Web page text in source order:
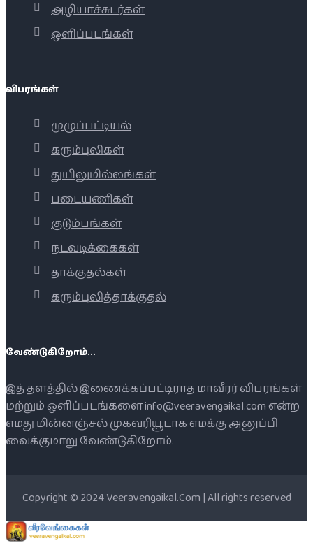
அழியாச்சுடர்கள்
ஒளிப்படங்கள்
விபரங்கள்
முழுப்பட்டியல்
கரும்புலிகள்
துயிலுமில்லங்கள்
படையணிகள்
குடும்பங்கள்
நடவடிக்கைகள்
தாக்குதல்கள்
கரும்புலித்தாக்குதல்
வேண்டுகிறோம்...
இத் தளத்தில் இணைக்கப்பட்டிராத மாவீரர் விபரங்கள்
மற்றும் ஒளிப்படங்களை info@veeravengaikal.com என்ற
எமது மின்னஞ்சல் முகவரியூடாக எமக்கு அனுப்பி
வைக்குமாறு வேண்டுகிறோம்.
Copyright © 2024 Veeravengaikal.Com | All rights reserved